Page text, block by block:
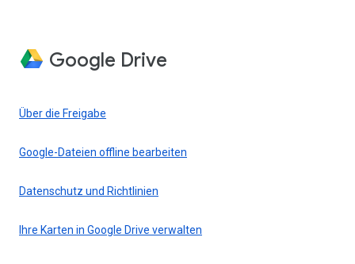
Google Drive
Über die Freigabe
Google-Dateien offline bearbeiten
Datenschutz und Richtlinien
Ihre Karten in Google Drive verwalten